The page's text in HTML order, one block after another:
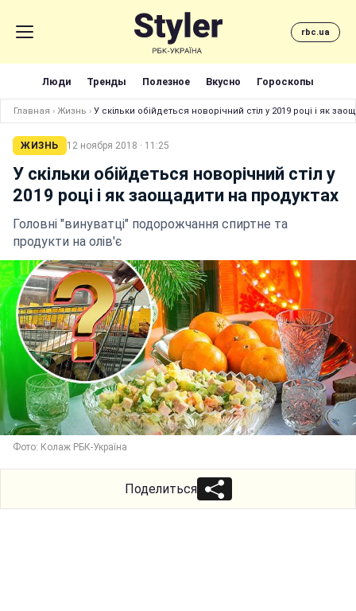
rbc.ua
Люди Тренды Полезное Вкусно Гороскопы
Главная › Жизнь › У скільки обійдеться новорічний стіл у 2019 році і як
ЖИЗНЬ 12 ноября 2018 · 11:25
У скільки обійдеться новорічний стіл у
2019 році і як заощадити на продуктах
Головні "винуватці" подорожчання спиртне та
продукти на олів'є
Фото: Колаж РБК-Україна
Поделиться